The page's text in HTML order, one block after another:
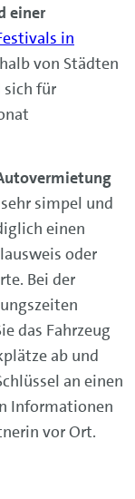
einer
in
von Städten
sich für
simpel und
einen
oder
Bei der
das Fahrzeug
ab und
an einen
Informationen
vor Ort.